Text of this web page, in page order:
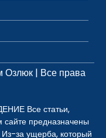
Озлюк | Все права
Все статьи,
сайте предназначены
за ущерба, который